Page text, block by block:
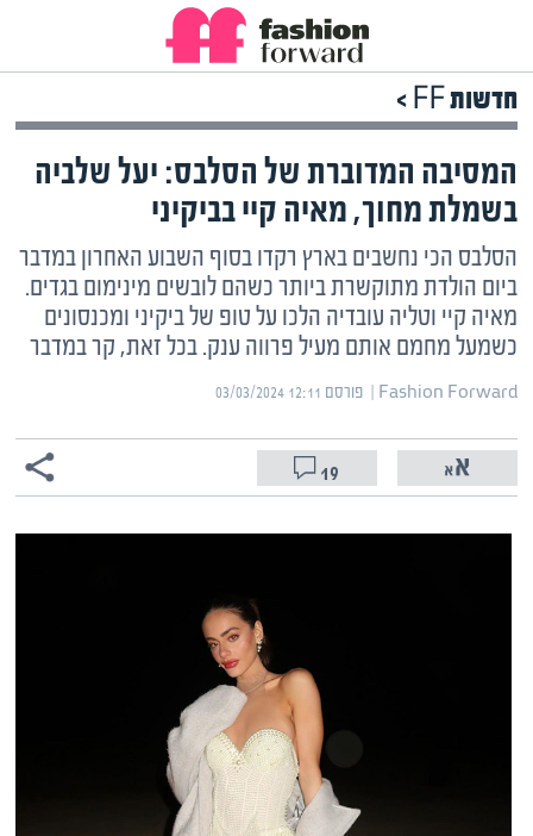
חדשות FF >
המסיבה המדוברת של הסלבס: יעל שלביה
בשמלת מחוך, מאיה קיי בביקיני
הסלבס הכי נחשבים בארץ רקדו בסוף השבוע האחרון במדבר
ביום הולדת מתוקשרת ביותר כשהם לובשים מינימום בגדים.
מאיה קיי וטליה עובדיה הלכו על טופ של ביקיני ומכנסונים
כשמעל מחמם אותם מעיל פרווה ענק. בכל זאת, קר במדבר
Fashion Forward | ‏ פורסם ‎03/03/2024 12:11
19